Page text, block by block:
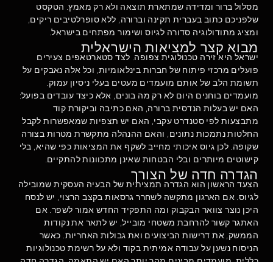
מסלול ברור ומדידה שמתארת תוצאה ולא רק מאמץ. הטקסט
שלפניכם כתוב בעברית תקינה וברורה, ללא סופרלטיבים ריקים,
ומציג מתודולוגיה סדורה לגיוס ושימור מפתחים בישראל.
מבוא קצר למציאות הישראלית
ישראל היא זירה טכנולוגית צפופה. לצד סטארטאפים צעירים
פועלים מרכזי פיתוח של חברות בינלאומיות, וכל אלה נאבקים על
תשומת הלב של אותם מועמדים מעטים בעלי ניסיון עמוק.
מועמדים בוחנים היום לא רק מה בונים, אלא כיצד עובדים בפועל:
האם יש בעלות הנדסית ברורה, האם כתיבה וביקורת קוד
מתבצעות לפי סטנדרט עקבי, האם יש תצפיות שמאפשרות לקבל
החלטות נתמכות נתונים, והאם ההנהלה מתקשרת מטרות בצורה
שקופה. לכן גיוס איכותי מחייב לשקף את המציאות כפי שהיא, בלי
קישוטים מיותרים ובלי הבטחות שאינן מתכוונות להתקיים.
הגדרה חדה של הצורך
הצעד הראשון הוא הגדרה תמציתית של הבעיה העסקית שמובילה
לגיוס. אם הארגון מתקשה לשחרר גרסאות בקצב הרצוי, יש לנסח
היכן נוצר צוואר הבקבוק ומה התפקיד החדש אמור לשפר. אם
האתגר קשור להרחבת משטחי מובייל, יש לתאר את נקודות
הממשק, את דרישות הביצועים ואת גבולות האחריות. כאשר
הניסוח נשען על עבודה אמיתית בקוד ולא על רשימת טכנולוגיות